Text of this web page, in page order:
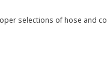
selections of hose and